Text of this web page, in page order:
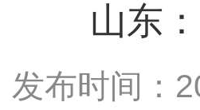
山东
发布时间：